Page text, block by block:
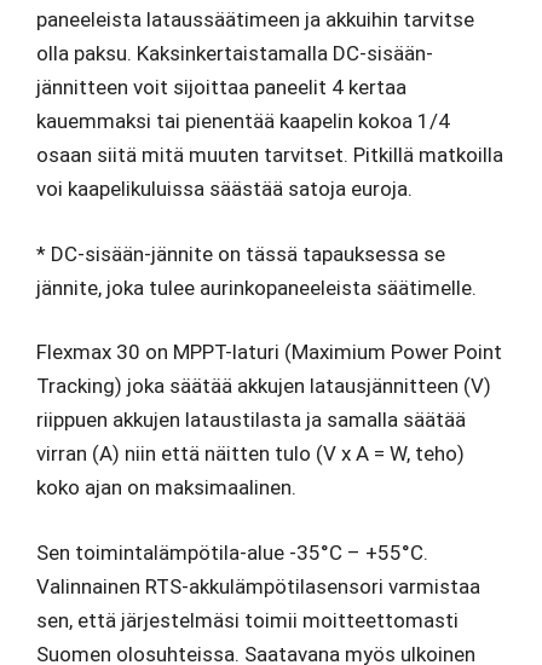
paneeleista lataussäätimeen ja akkuihin tarvitse
olla paksu. Kaksinkertaistamalla DC-sisään-
jännitteen voit sijoittaa paneelit 4 kertaa
kauemmaksi tai pienentää kaapelin kokoa 1/4
osaan siitä mitä muuten tarvitset. Pitkillä matkoilla
voi kaapelikuluissa säästää satoja euroja.
* DC-sisään-jännite on tässä tapauksessa se
jännite, joka tulee aurinkopaneeleista säätimelle.
Flexmax 30 on MPPT-laturi (Maximium Power Point
Tracking) joka säätää akkujen latausjännitteen (V)
riippuen akkujen lataustilasta ja samalla säätää
virran (A) niin että näitten tulo (V x A = W, teho)
koko ajan on maksimaalinen.
Sen toimintalämpötila-alue -35°C – +55°C.
Valinnainen RTS-akkulämpötilasensori varmistaa
sen, että järjestelmäsi toimii moitteettomasti
Suomen olosuhteissa. Saatavana myös ulkoinen